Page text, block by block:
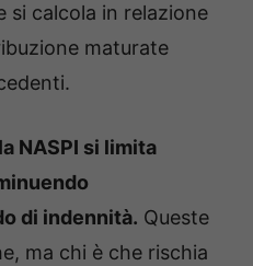
si calcola in relazione
maturate
la NASPI si limita
di indennità. Queste
ma chi è che rischia